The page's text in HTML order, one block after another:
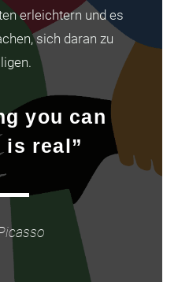
erleichtern und es
sich daran zu
you can
is real”